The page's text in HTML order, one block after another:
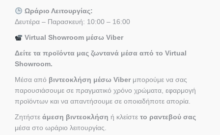
Ωράριο Λειτουργίας:
Δευτέρα – Παρασκευή: 10:00 – 16:00
Virtual Showroom μέσω Viber
Δείτε τα προϊόντα μας ζωντανά μέσα από το Virtual
Showroom.
Μέσα από βιντεοκλήση μέσω Viber μπορούμε να σας
παρουσιάσουμε σε πραγματικό χρόνο χρώματα, εφαρμογή
προϊόντων και να απαντήσουμε σε οποιαδήποτε απορία.
Ζητήστε άμεση βιντεοκλήση ή κλείστε το ραντεβού σας
μέσα στο ωράριο λειτουργίας.